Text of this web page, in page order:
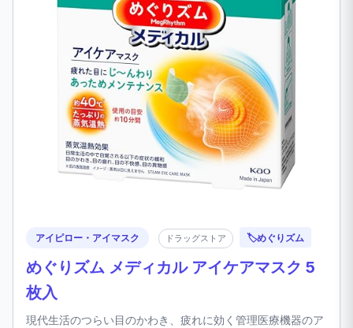
アイピロー・アイマスク ドラッグストア 🏷️めぐりズム
めぐりズム メディカル アイケアマスク 5
枚入
現代生活のつらい目のかわき、疲れに効く管理医療機器のア